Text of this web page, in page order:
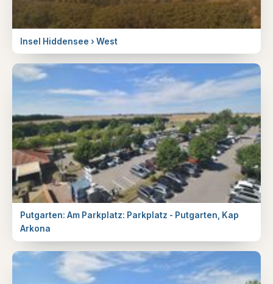
Insel Hiddensee › West
Putgarten: Am Parkplatz: Parkplatz - Putgarten, Kap
Arkona